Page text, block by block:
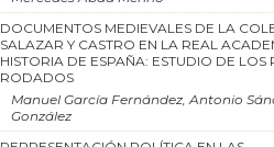
DOCUMENTOS MEDIEVALES DE LA
SALAZAR Y CASTRO EN LA REAL
HISTORIA DE ESPAÑA: ESTUDIO DE LOS
RODADOS
Manuel García Fernández, Antonio
González